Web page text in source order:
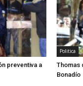
preventiva a
Politica
Thomas
Bonadío